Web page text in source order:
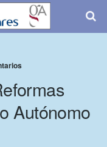
Autónomo